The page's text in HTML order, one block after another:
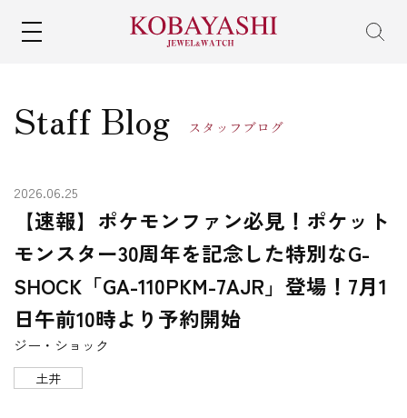
Staff Blog スタッフブログ
2026.06.25
【速報】ポケモンファン必見！ポケット
モンスター30周年を記念した特別なG-
SHOCK「GA-110PKM-7AJR」登場！7月1
日午前10時より予約開始
ジー・ショック
土井